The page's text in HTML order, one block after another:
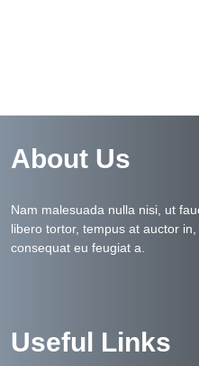
About Us
Nam malesuada nulla nisi, ut
libero tortor, tempus at auctor
consequat eu feugiat a.
Useful Links